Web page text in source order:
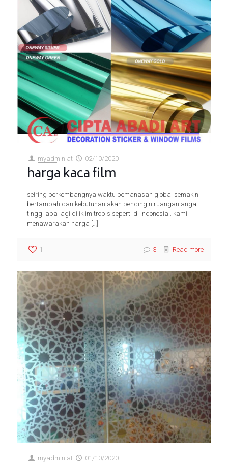
myadmin at 02/10/2020
harga kaca film
seiring berkembangnya waktu pemanasan global semakin
bertambah dan kebutuhan akan pendingin ruangan angat
tinggi apa lagi di iklim tropis seperti di indonesia . kami
menawarakan harga […]
1 3 Read more
myadmin at 01/10/2020